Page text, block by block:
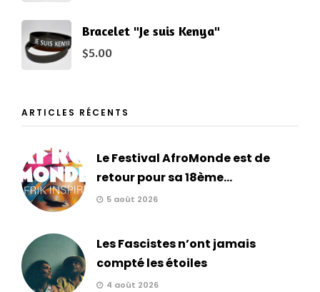
Bracelet "Je suis Kenya"
$5.00
ARTICLES RÉCENTS
Le Festival AfroMonde est de
retour pour sa 18ème...
5 août 2026
Les Fascistes n’ont jamais
compté les étoiles
4 août 2026